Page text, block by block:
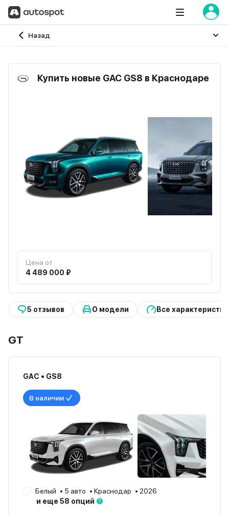
Назад
Главная
Купить новые GAC GS8 в Краснодаре
Цена от
4 489 000 ₽
5 отзывов О модели Все
GT
GAC • GS8
В наличии
Белый 5 авто Краснодар
2026
и еще 58 опций